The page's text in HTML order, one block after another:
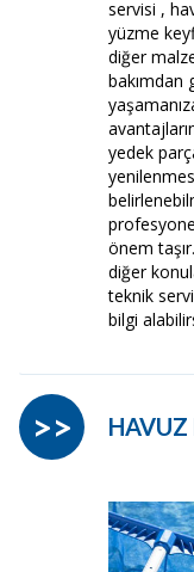
servisi ,
yüzme
diğer
bakımdan
yedek
önem
diğer
teknik
bilgi
>>